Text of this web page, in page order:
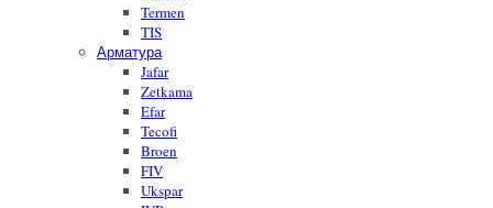
Termen
TIS
Арматура
Jafar
Zetkama
Efar
Tecofi
Broen
FIV
Ukspar